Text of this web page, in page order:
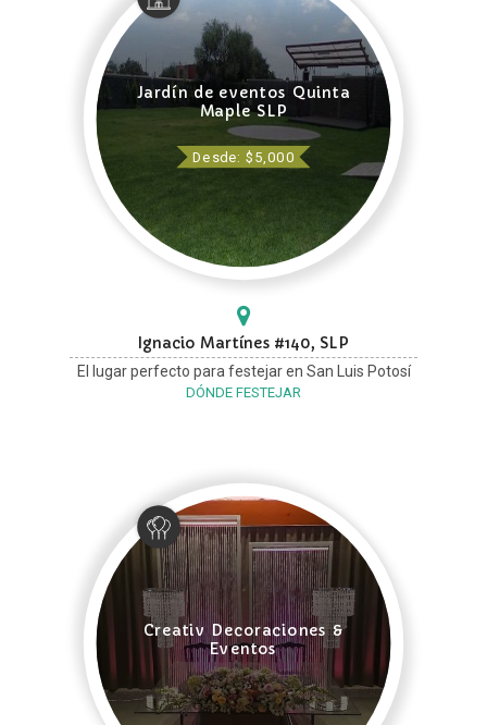
Jardín de eventos Quinta
Maple SLP
Desde: $5,000
Ignacio Martínes #140, SLP
El lugar perfecto para festejar en San Luis Potosí
DÓNDE FESTEJAR
Creativ Decoraciones &
Eventos